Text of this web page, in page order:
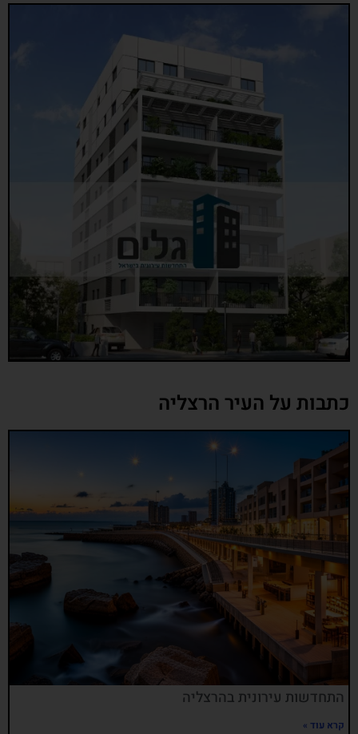
כתבות על העיר הרצליה
התחדשות עירונית בהרצליה
קרא עוד »